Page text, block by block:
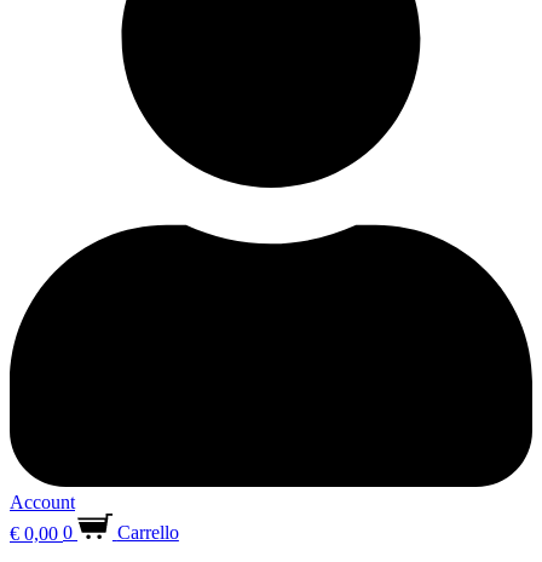
Account
€ 0,00 0
Carrello